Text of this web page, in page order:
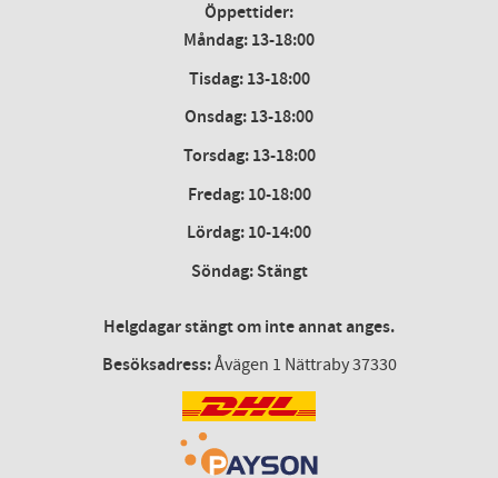
Öppettider:
Måndag: 13-18:00
Tisdag: 13-18:00
Onsdag:13-18:00
Torsdag:13-18:00
Fredag:10-18:00
Lördag: 10-14:00
Söndag: Stängt
Helgdagar stängt om inte annat anges.
Besöksadress:Åvägen 1 Nättraby 37330